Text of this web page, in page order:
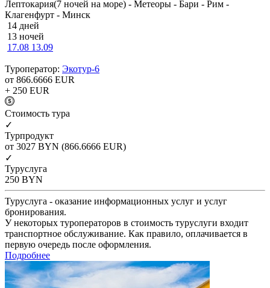
Лептокария(7 ночей на море) - Метеоры - Бари - Рим -
Клагенфурт - Минск
14 дней
13 ночей
17.08 13.09
Туроператор: Экотур-6
от 866.6666 EUR
+ 250 EUR
Cтоимость тура
✓
Турпродукт
от 3027 BYN (866.6666 EUR)
✓
Туруслуга
250 BYN
Туруслуга - оказание информационных услуг и услуг
бронирования.
У некоторых туроператоров в стоимость туруслуги входит
транспортное обслуживание. Как правило, оплачивается в
первую очередь после оформления.
Подробнее